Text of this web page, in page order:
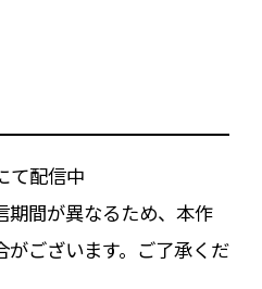
て配信中
間が異なるため、本作
がございます。ご了承くだ